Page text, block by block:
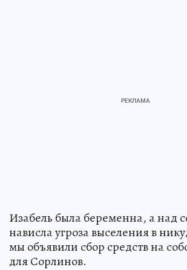
Изабель была беременна, а над
нависла угроза выселения в
мы объявили сбор средств на
для Сорлинов.